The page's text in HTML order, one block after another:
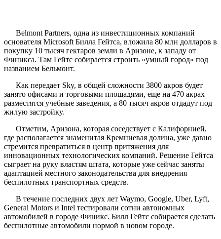
Belmont Partners, одна из инвестиционных компаний
основателя Microsoft Билла Гейтса, вложила 80 млн долларов в
покупку 10 тысяч гектаров земли в Аризоне, к западу от
Финикса. Там Гейтс собирается строить «умный город» под
названием Бельмонт.
Как передает Sky, в общей сложности 3800 акров будет
занято офисами и торговыми площадями, еще на 470 акрах
разместятся учебные заведения, а 80 тысяч акров отдадут под
жилую застройку.
Отметим, Аризона, которая соседствует с Калифорнией,
где располагается знаменитая Кремниевая долина, уже давно
стремится превратиться в центр притяжения для
инновационных технологических компаний. Решение Гейтса
сыграет на руку властям штата, которые уже сейчас заняты
адаптацией местного законодательства для внедрения
беспилотных транспортных средств.
В течение последних двух лет Waymo, Google, Uber, Lyft,
General Motors и Intel тестировали сотни автономных
автомобилей в городе Финикс. Билл Гейтс собирается сделать
беспилотные автомобили нормой в новом городе.